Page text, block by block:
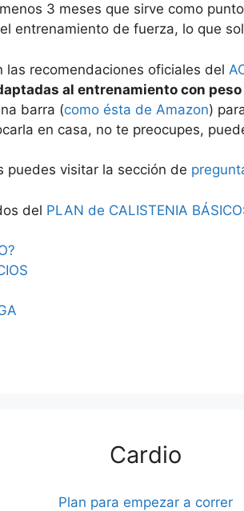
3 meses que sirve como
entrenamiento de fuerza, lo que
las recomendaciones oficiales del
al entrenamiento con
barra (como ésta de Amazon)
en casa, no te preocupes,
puedes visitar la sección de
del PLAN de CALISTENIA BÁSICO
Cardio
Plan para empezar a correr